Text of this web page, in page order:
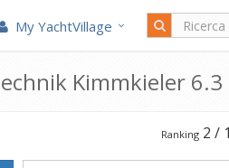
My YachtVillage
Kimmkieler 6.3
Il
Stöberl
Ranking 2 /